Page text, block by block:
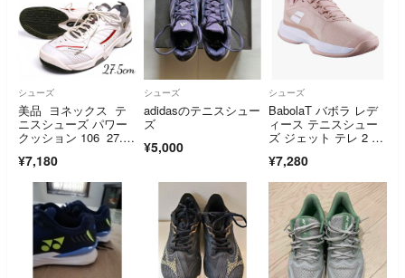
シューズ
美品 ヨネックス テ
ニスシューズ パワー
クッション 106 27.5c
¥7,180
シューズ
adidasのテニスシュー
ズ
¥5,000
シューズ
BabolaT バボラ レデ
ィース テニスシュー
ズ ジェット テレ 2 サ
¥7,280